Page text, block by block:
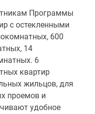
Программы
с остекленными
600
14
6
квартир
жильцов, для
проемов и
удобное